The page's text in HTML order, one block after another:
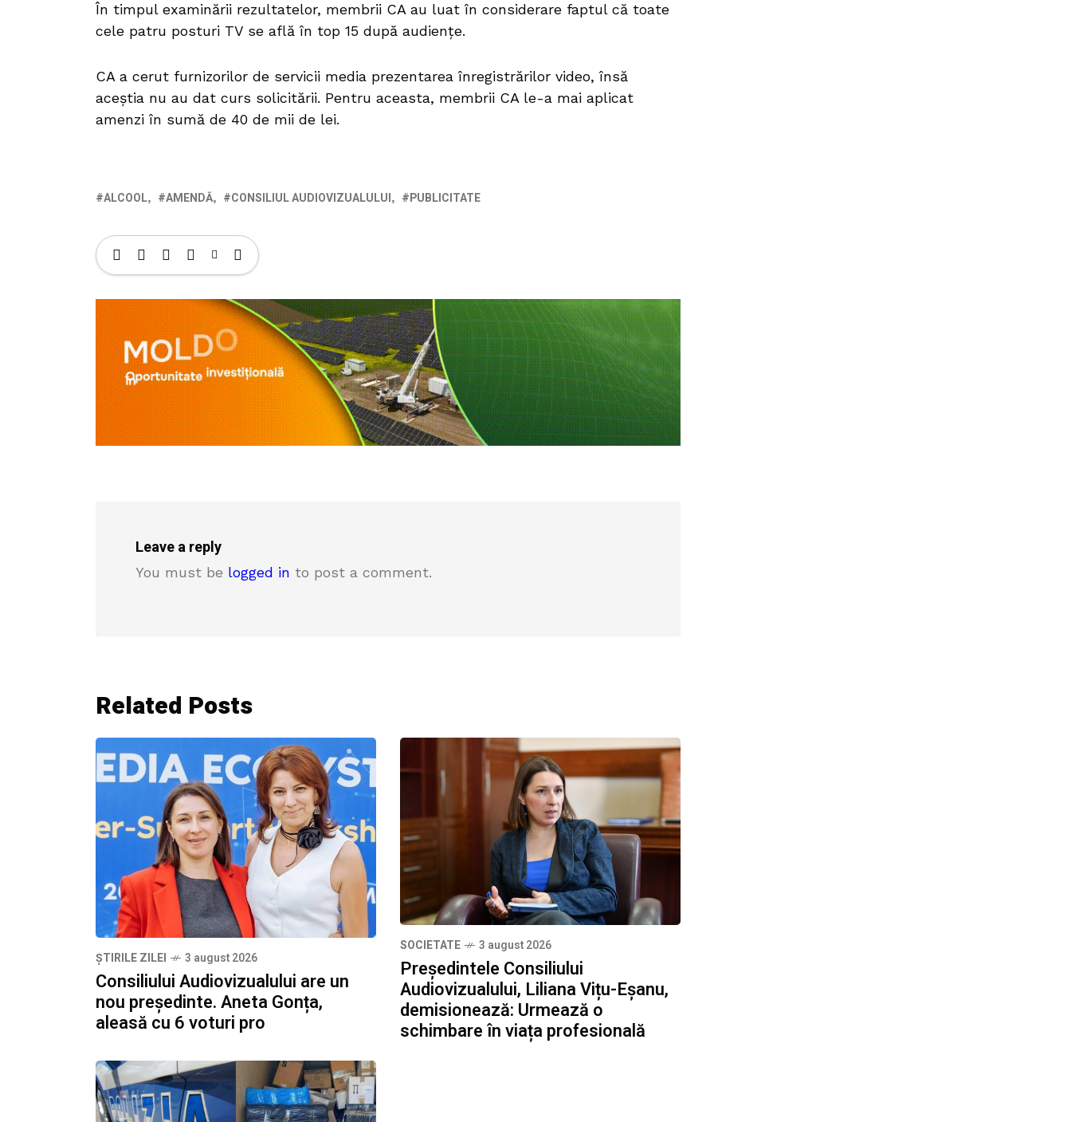
În timpul examinării rezultatelor, membrii CA au luat în considerare faptul că toate
cele patru posturi TV se află în top 15 după audiențe.
CA a cerut furnizorilor de servicii media prezentarea înregistrărilor video, însă
aceștia nu au dat curs solicitării. Pentru aceasta, membrii CA le-a mai aplicat
amenzi în sumă de 40 de mii de lei.
ALCOOL AMENDĂ CONSILIUL AUDIOVIZUALULUI PUBLICITATE
Leave a reply
You must be logged in to post a comment.
Related Posts
ȘTIRILE ZILEI 3 august 2026
Consiliului Audiovizualului are un
nou președinte. Aneta Gonța,
aleasă cu 6 voturi pro
SOCIETATE 3 august 2026
Președintele Consiliului
Audiovizualului, Liliana Vițu-Eșanu,
demisionează: Urmează o
schimbare în viața profesională